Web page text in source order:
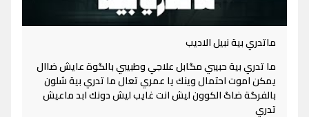
ماتدري بية نبيل الاديب
ما تدري بية حبيبي مگابل علاجي وطبيبي بالگوة عايش ضاال
يمكن اموت احتمال وينك يا عمري تعال ما تدري بية شلون
بالفرگة ضاگ الكوون ليش انت غايب ليش دونك ابد ماعيش
تدري